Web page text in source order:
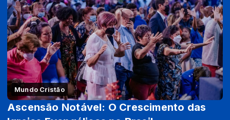
Mundo Cristão
Ascensão Notável: O Crescimento das